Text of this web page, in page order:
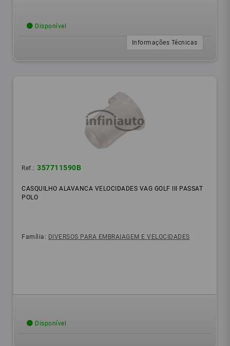
Disponível
Informações Técnicas
Ref.: 357711590B
CASQUILHO ALAVANCA VELOCIDADES VAG GOLF III PASSAT
POLO
Família: DIVERSOS PARA EMBRAIAGEM E VELOCIDADES
Disponível